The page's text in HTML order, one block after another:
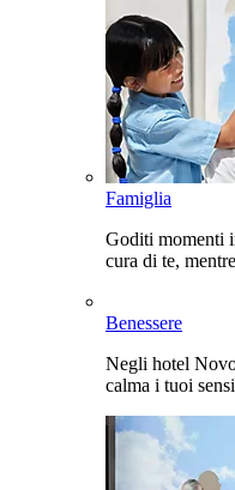
Famiglia
Goditi momenti
cura di te,
Benessere
Negli hotel
calma i tuoi